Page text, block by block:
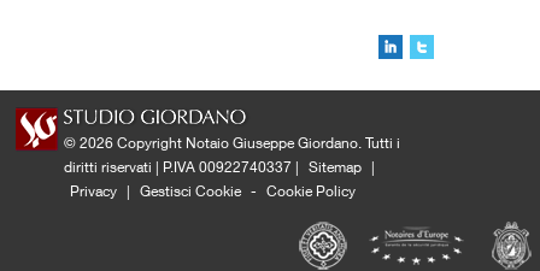
© 2026 Copyright Notaio Giuseppe Giordano. Tutti i
diritti riservati | P.IVA 00922740337 |
Sitemap |
Privacy | Gestisci Cookie - Cookie Policy